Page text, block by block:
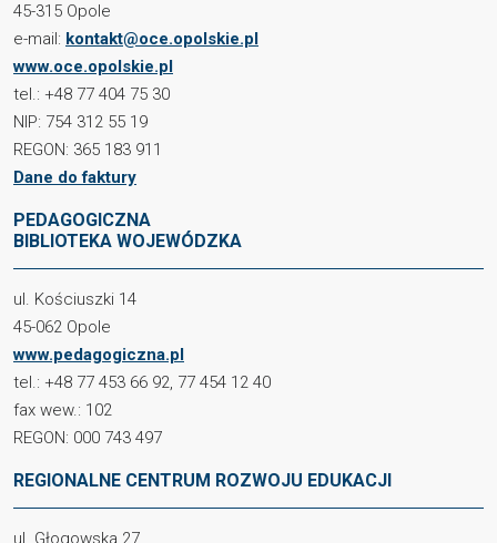
45-315 Opole
e-mail: kontakt@oce.opolskie.pl
www.oce.opolskie.pl
tel.: +48 77 404 75 30
NIP: 754 312 55 19
REGON: 365 183 911
Dane do faktury
PEDAGOGICZNA
BIBLIOTEKA WOJEWÓDZKA
ul. Kościuszki 14
45-062 Opole
www.pedagogiczna.pl
tel.: +48 77 453 66 92, 77 454 12 40
fax wew.: 102
REGON: 000 743 497
REGIONALNE CENTRUM ROZWOJU EDUKACJI